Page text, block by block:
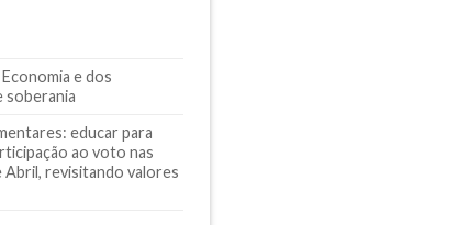
e dos
soberania
educar para
ao voto nas
Abril, revisitando valores